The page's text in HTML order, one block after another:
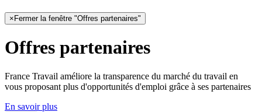
× Fermer la fenêtre "Offres partenaires"
Offres partenaires
France Travail améliore la transparence du marché du travail en
vous proposant plus d'opportunités d'emploi grâce à ses partenaires
En savoir plus